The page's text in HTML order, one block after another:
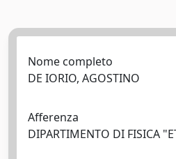
Nome completo
DE IORIO, AGOSTINO
Afferenza
DIPARTIMENTO DI FISICA